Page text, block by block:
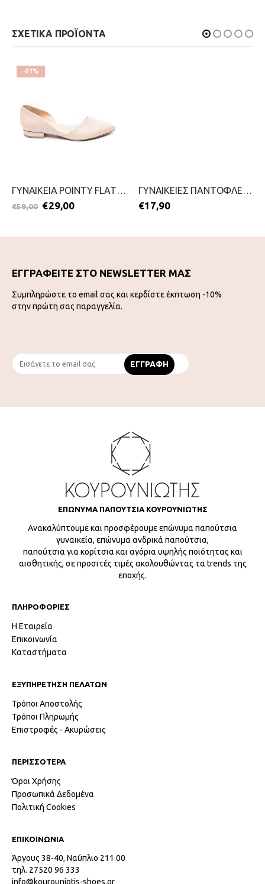
ΣΧΕΤΙΚΑ ΠΡΟΪΟΝΤΑ
-51%
ΓΥΝΑΙΚΕΙΑ POINTY FLAT PUMPS-ENVIE-2099-0516-NUDE
€59,00 €29,00
ΓΥΝΑΙΚΕΙΕΣ ΠΑΝΤΟΦΛΕΣ-PAREX-2111-0385-ΓΚΡΙ
€17,90
ΕΓΓΡΑΦΕΙΤΕ ΣΤΟ NEWSLETTER ΜΑΣ
Συμπληρώστε το email σας και κερδίστε έκπτωση -10%
στην πρώτη σας παραγγελία.
ΕΠΩΝΥΜΑ ΠΑΠΟΥΤΣΙΑ ΚΟΥΡΟΥΝΙΩΤΗΣ
Ανακαλύπτουμε και προσφέρουμε επώνυμα παπούτσια
γυναικεία, επώνυμα ανδρικά παπούτσια,
παπούτσια για κορίτσια και αγόρια υψηλής ποιότητας και
αισθητικής, σε προσιτές τιμές ακολουθώντας τα trends της
εποχής.
ΠΛΗΡΟΦΟΡΙΕΣ
Η Εταιρεία
Επικοινωνία
Καταστήματα
ΕΞΥΠΗΡΕΤΗΣΗ ΠΕΛΑΤΩΝ
Τρόποι Αποστολής
Τρόποι Πληρωμής
Επιστροφές - Ακυρώσεις
ΠΕΡΙΣΣΟΤΕΡΑ
Όροι Χρήσης
Προσωπικά Δεδομένα
Πολιτική Cookies
ΕΠΙΚΟΙΝΩΝΙΑ
Άργους 38-40, Ναύπλιο 211 00
τηλ. 27520 96 333
info@kourouniotis-shoes.gr